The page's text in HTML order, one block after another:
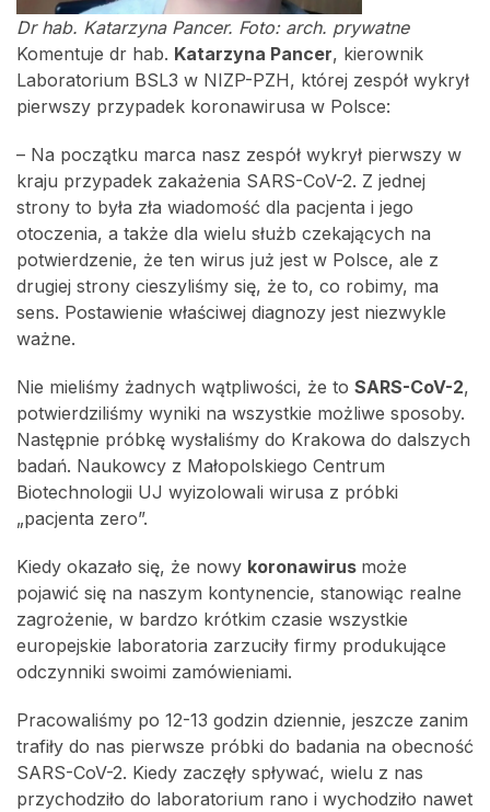
Dr hab. Katarzyna Pancer. Foto: arch. prywatne
Komentuje dr hab. Katarzyna Pancer, kierownik
Laboratorium BSL3 w NIZP-PZH, której zespół wykrył
pierwszy przypadek koronawirusa w Polsce:
– Na początku marca nasz zespół wykrył pierwszy w
kraju przypadek zakażenia SARS-CoV-2. Z jednej
strony to była zła wiadomość dla pacjenta i jego
otoczenia, a także dla wielu służb czekających na
potwierdzenie, że ten wirus już jest w Polsce, ale z
drugiej strony cieszyliśmy się, że to, co robimy, ma
sens. Postawienie właściwej diagnozy jest niezwykle
ważne.
Nie mieliśmy żadnych wątpliwości, że to SARS-CoV-2,
potwierdziliśmy wyniki na wszystkie możliwe sposoby.
Następnie próbkę wysłaliśmy do Krakowa do dalszych
badań. Naukowcy z Małopolskiego Centrum
Biotechnologii UJ wyizolowali wirusa z próbki
„pacjenta zero”.
Kiedy okazało się, że nowy koronawirus może
pojawić się na naszym kontynencie, stanowiąc realne
zagrożenie, w bardzo krótkim czasie wszystkie
europejskie laboratoria zarzuciły firmy produkujące
odczynniki swoimi zamówieniami.
Pracowaliśmy po 12-13 godzin dziennie, jeszcze zanim
trafiły do nas pierwsze próbki do badania na obecność
SARS-CoV-2. Kiedy zaczęły spływać, wielu z nas
przychodziło do laboratorium rano i wychodziło nawet